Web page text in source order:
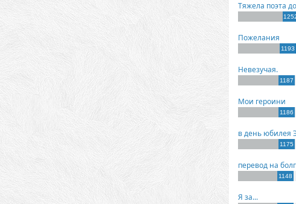
Тяжела поэта
Пожелания
1193
Невезучая.
1187
Мои героини
1186
1175
1148
Я за...